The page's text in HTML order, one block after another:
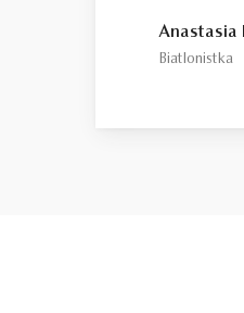
Anastasia
Biatlonistka